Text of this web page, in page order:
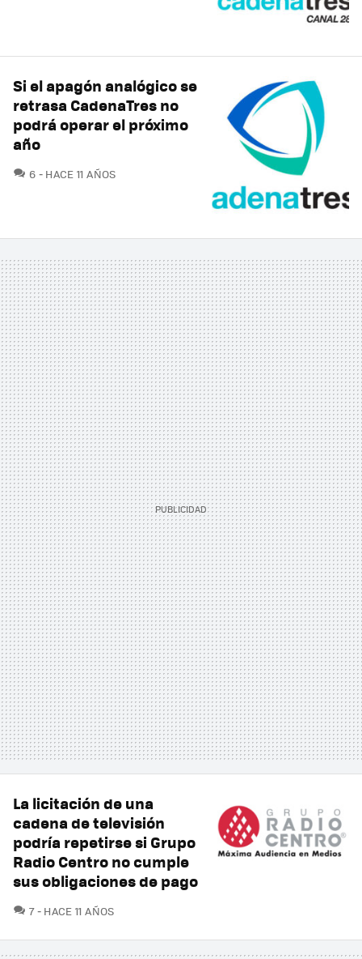
Si el apagón analógico se
retrasa CadenaTres no
podrá operar el próximo
año
6 COMENTARIOS
HACE 11 AÑOS
La licitación de una
cadena de televisión
podría repetirse si Grupo
Radio Centro no cumple
sus obligaciones de pago
7COMENTARIOS
HACE 11 AÑOS